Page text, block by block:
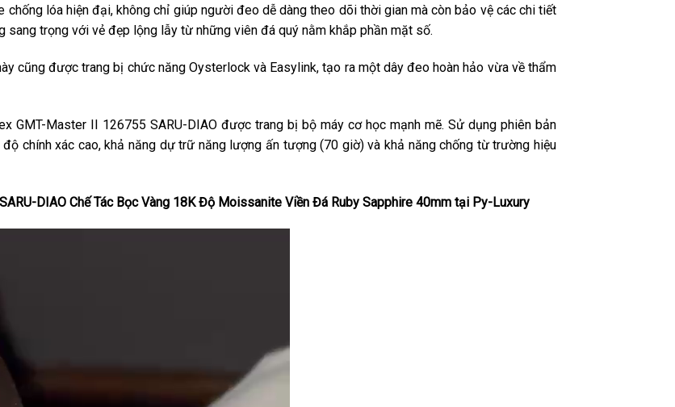
lóa hiện đại, không chỉ giúp người đeo dễ dàng theo dõi thời gian mà còn bảo vệ các chi tiết
sang trọng với vẻ đẹp lộng lẫy từ những viên đá quý nằm khắp phần mặt số.
cũng được trang bị chức năng Oysterlock và Easylink, tạo ra một dây đeo hoàn hảo vừa về thẩm
GMT-Master II 126755 SARU-DIAO được trang bị bộ máy cơ học mạnh mẽ. Sử dụng phiên bản
chính xác cao, khả năng dự trữ năng lượng ấn tượng (70 giờ) và khả năng chống từ trường hiệu
DIAO Chế Tác Bọc Vàng 18K Độ Moissanite Viền Đá Ruby Sapphire 40mm tại Py-Luxury